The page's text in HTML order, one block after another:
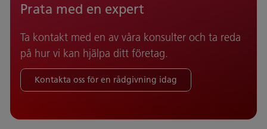
Prata med en expert
Ta kontakt med en av våra konsulter och ta reda
på hur vi kan hjälpa ditt företag.
Kontakta oss för en rådgivning idag